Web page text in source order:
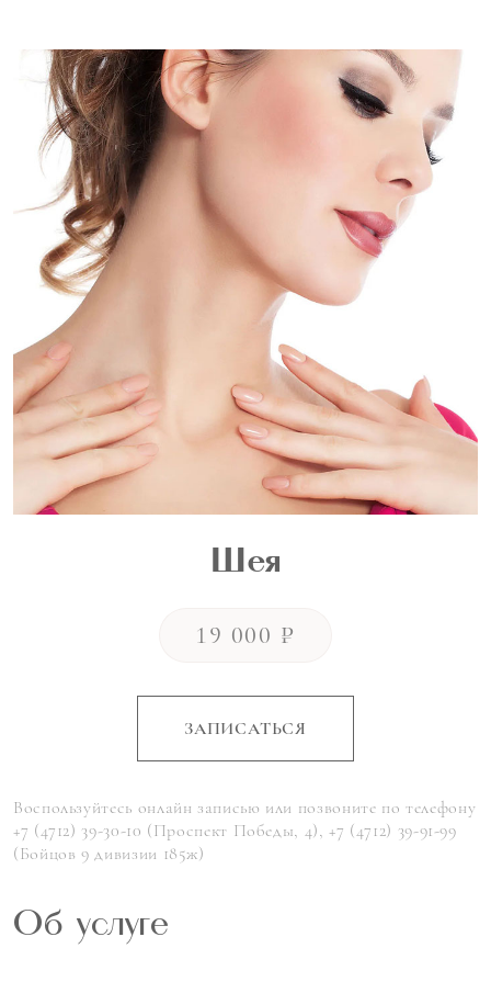
Шея
19 000 ₽
ЗАПИСАТЬСЯ
Воспользуйтесь онлайн записью или позвоните по телефону
+7 (4712) 39-30-10 (Проспект Победы, 4), +7 (4712) 39-91-99
(Бойцов 9 дивизии 185ж)
Об услуге